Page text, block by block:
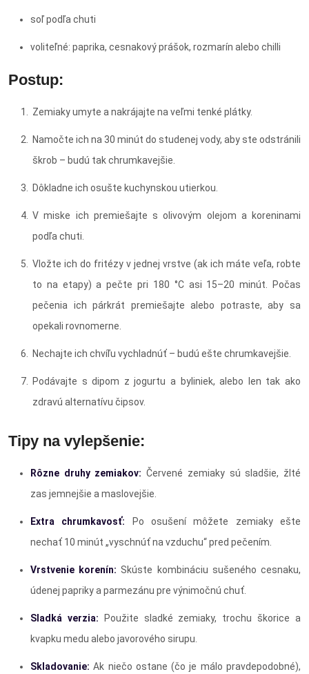
soľ podľa chuti
voliteľné: paprika, cesnakový prášok, rozmarín alebo chilli
Postup:
Zemiaky umyte a nakrájajte na veľmi tenké plátky.
Namočte ich na 30 minút do studenej vody, aby ste odstránili
škrob – budú tak chrumkavejšie.
Dôkladne ich osušte kuchynskou utierkou.
V miske ich premiešajte s olivovým olejom a koreninami
podľa chuti.
Vložte ich do fritézy v jednej vrstve (ak ich máte veľa, robte
to na etapy) a pečte pri 180 °C asi 15–20 minút. Počas
pečenia ich párkrát premiešajte alebo potraste, aby sa
opekali rovnomerne.
Nechajte ich chvíľu vychladnúť – budú ešte chrumkavejšie.
Podávajte s dipom z jogurtu a byliniek, alebo len tak ako
zdravú alternatívu čipsov.
Tipy na vylepšenie:
Rôzne druhy zemiakov: Červené zemiaky sú sladšie, žlté
zas jemnejšie a maslovejšie.
Extra chrumkavosť: Po osušení môžete zemiaky ešte
nechať 10 minút „vyschnúť na vzduchu“ pred pečením.
Vrstvenie korenín: Skúste kombináciu sušeného cesnaku,
údenej papriky a parmezánu pre výnimočnú chuť.
Sladká verzia: Použite sladké zemiaky, trochu škorice a
kvapku medu alebo javorového sirupu.
Skladovanie: Ak niečo ostane (čo je málo pravdepodobné),